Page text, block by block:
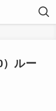
ルー